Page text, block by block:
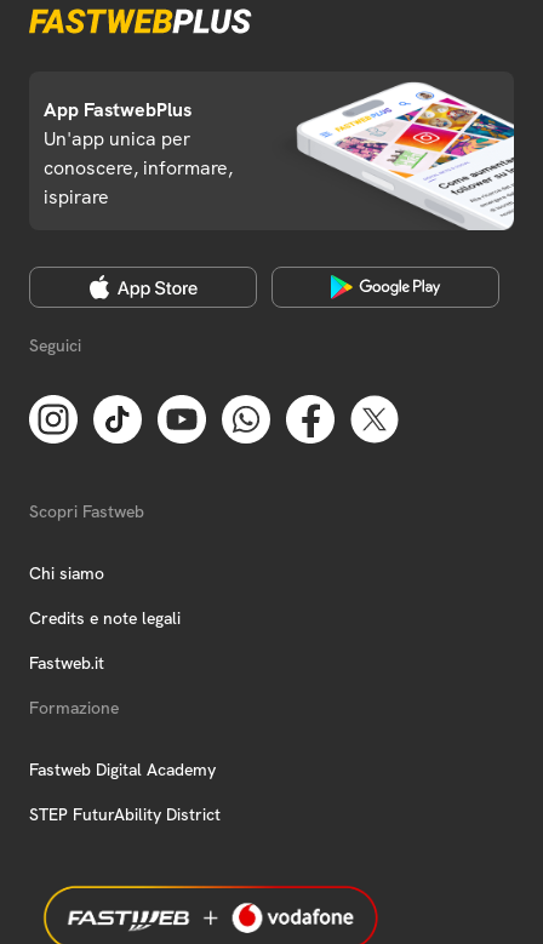
App FastwebPlus
Un'app unica per
conoscere, informare,
ispirare
Seguici
Scopri Fastweb
Chi siamo
Credits e note legali
Fastweb.it
Formazione
Fastweb Digital Academy
STEP FuturAbility District